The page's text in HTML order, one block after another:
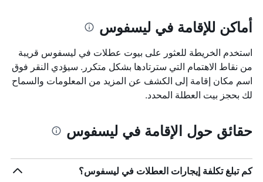
أماكن للإقامة في ليسفوس
استخدم الخريطة للعثور على بيوت عطلات في ليسفوس قريبة
من نقاط الاهتمام التي سترتادها بشكل متكرر. سيؤدي النقر فوق
اسم مكان إقامة إلى الكشف عن المزيد من المعلومات والسماح
لك بحجز بيت العطلة المحدد.
حقائق حول الإقامة في ليسفوس
كم تبلغ تكلفة إيجارات العطلات في ليسفوس؟